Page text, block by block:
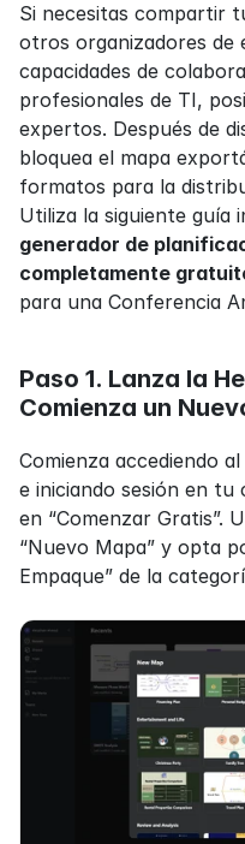
Si necesitas compartir
otros organizadores de
capacidades de
profesionales de TI,
expertos. Después de
bloquea el mapa
formatos para la
generador de
completamente
para una Conferencia
Paso 1. Lanza la
Comienza un
Comienza accediendo
e iniciando sesión en tu
en “Comenzar Gratis”.
“Nuevo Mapa” y opta
Empaque” de la